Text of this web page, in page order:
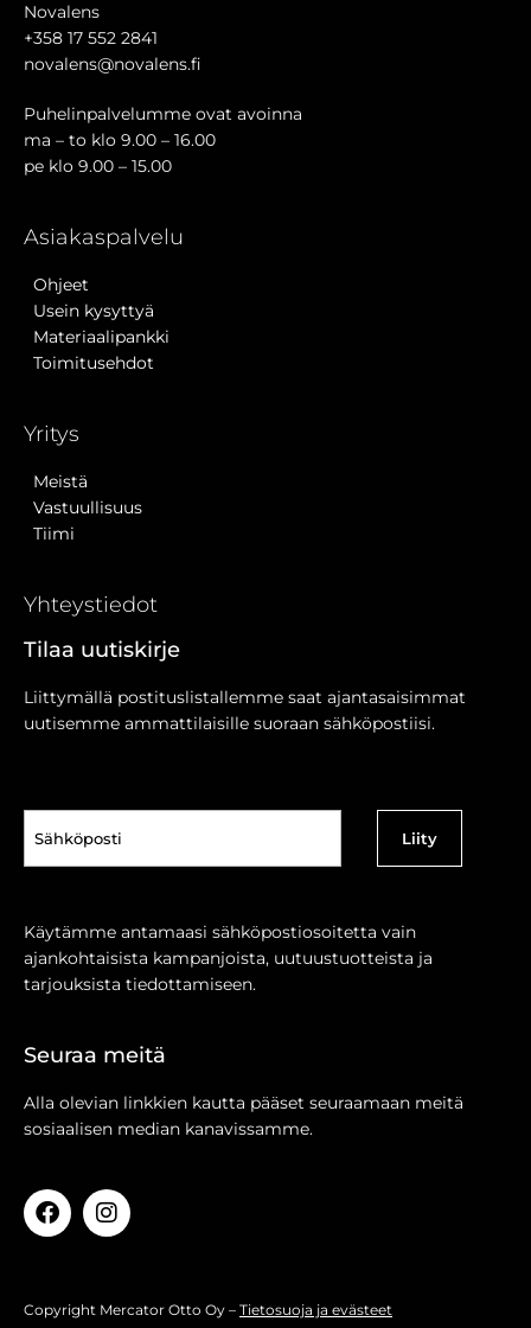
Novalens
+358 17 552 2841
novalens@novalens.fi
Puhelinpalvelumme ovat avoinna
ma – to klo 9.00 – 16.00
pe klo 9.00 – 15.00
Asiakaspalvelu
Ohjeet
Usein kysyttyä
Materiaalipankki
Toimitusehdot
Yritys
Meistä
Vastuullisuus
Tiimi
Yhteystiedot
Tilaa uutiskirje
Liittymällä postituslistallemme saat ajantasaisimmat
uutisemme ammattilaisille suoraan sähköpostiisi.
(Pakollinen)
Käytämme antamaasi sähköpostiosoitetta vain
ajankohtaisista kampanjoista, uutuustuotteista ja
tarjouksista tiedottamiseen.
Seuraa meitä
Alla olevian linkkien kautta pääset seuraamaan meitä
sosiaalisen median kanavissamme.
Copyright Mercator Otto Oy – Tietosuoja ja evästeet